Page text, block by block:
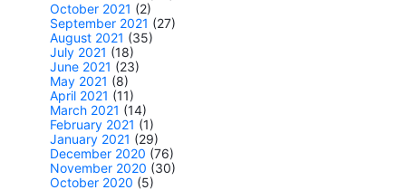
October 2021 (2)
September 2021 (27)
August 2021 (35)
July 2021 (18)
June 2021 (23)
May 2021 (8)
April 2021 (11)
March 2021 (14)
February 2021 (1)
January 2021 (29)
December 2020 (76)
November 2020 (30)
October 2020 (5)